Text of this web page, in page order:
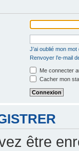
J’ai oublié mon
Renvoyer l’e-mail
Me connecter
Cacher mon
être